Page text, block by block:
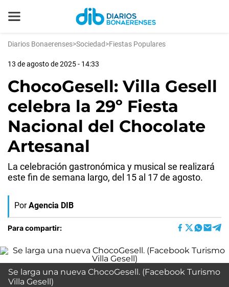
Diarios Bonaerenses>Sociedad>Fiestas Populares
13 de agosto de 2025 - 14:33
ChocoGesell: Villa Gesell
celebra la 29º Fiesta
Nacional del Chocolate
Artesanal
La celebración gastronómica y musical se realizará
este fin de semana largo, del 15 al 17 de agosto.
Por Agencia DIB
Para compartir:
Se larga una nueva ChocoGesell. (Facebook Turismo
Villa Gesell)